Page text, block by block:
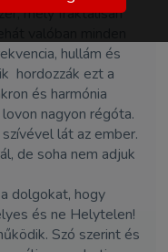
mely fraktálisan
hullám és
hordozzák ezt a
és harmónia
nagyon régóta.
lát az ember.
de soha nem adjuk
dolgokat, hogy
és ne Helytelen!
Szó szerint és